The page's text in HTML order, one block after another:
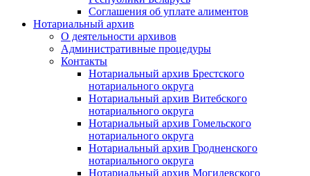
Соглашения об уплате алиментов
Нотариальный архив
О деятельности архивов
Административные процедуры
Контакты
Нотариальный архив Брестского
нотариального округа
Нотариальный архив Витебского
нотариального округа
Нотариальный архив Гомельского
нотариального округа
Нотариальный архив Гродненского
нотариального округа
Нотариальный архив Могилевского